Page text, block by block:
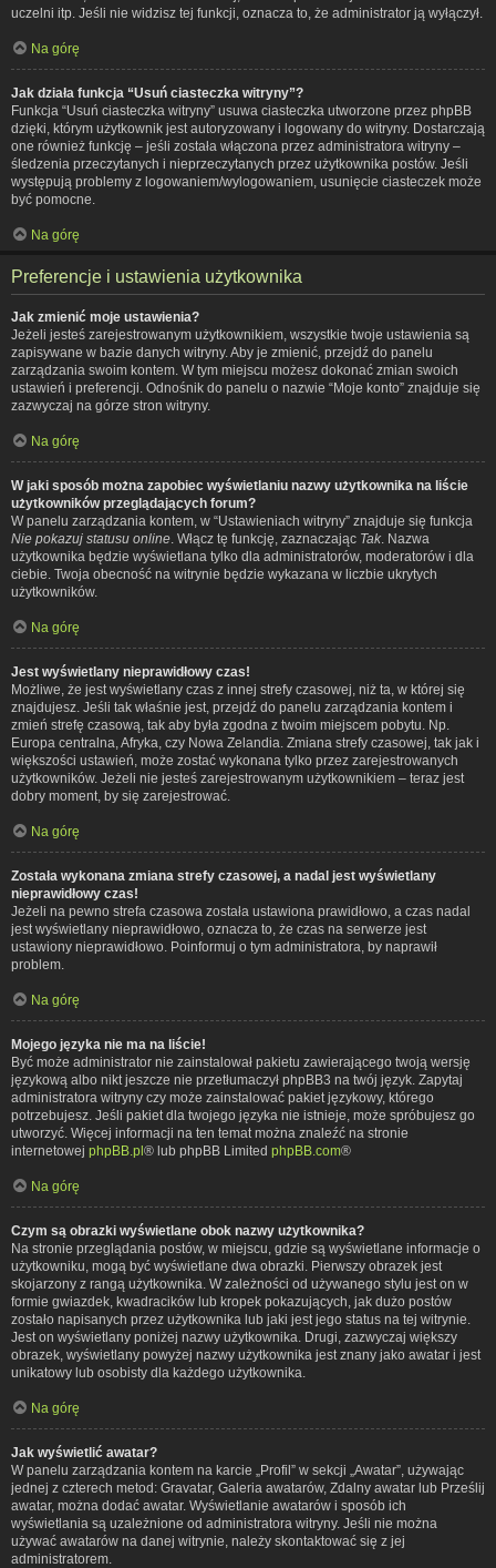
uczelni itp. Jeśli nie widzisz tej funkcji, oznacza to, że administrator ją wyłączył.
Na górę
Jak działa funkcja “Usuń ciasteczka witryny”?
Funkcja “Usuń ciasteczka witryny” usuwa ciasteczka utworzone przez phpBB
dzięki, którym użytkownik jest autoryzowany i logowany do witryny. Dostarczają
one również funkcję – jeśli została włączona przez administratora witryny –
śledzenia przeczytanych i nieprzeczytanych przez użytkownika postów. Jeśli
występują problemy z logowaniem/wylogowaniem, usunięcie ciasteczek może
być pomocne.
Na górę
Preferencje i ustawienia użytkownika
Jak zmienić moje ustawienia?
Jeżeli jesteś zarejestrowanym użytkownikiem, wszystkie twoje ustawienia są
zapisywane w bazie danych witryny. Aby je zmienić, przejdź do panelu
zarządzania swoim kontem. W tym miejscu możesz dokonać zmian swoich
ustawień i preferencji. Odnośnik do panelu o nazwie “Moje konto” znajduje się
zazwyczaj na górze stron witryny.
Na górę
W jaki sposób można zapobiec wyświetlaniu nazwy użytkownika na liście
użytkowników przeglądających forum?
W panelu zarządzania kontem, w “Ustawieniach witryny” znajduje się funkcja
Nie pokazuj statusu online . Włącz tę funkcję, zaznaczając Tak . Nazwa
użytkownika będzie wyświetlana tylko dla administratorów, moderatorów i dla
ciebie. Twoja obecność na witrynie będzie wykazana w liczbie ukrytych
użytkowników.
Na górę
Jest wyświetlany nieprawidłowy czas!
Możliwe, że jest wyświetlany czas z innej strefy czasowej, niż ta, w której się
znajdujesz. Jeśli tak właśnie jest, przejdź do panelu zarządzania kontem i
zmień strefę czasową, tak aby była zgodna z twoim miejscem pobytu. Np.
Europa centralna, Afryka, czy Nowa Zelandia. Zmiana strefy czasowej, tak jak i
większości ustawień, może zostać wykonana tylko przez zarejestrowanych
użytkowników. Jeżeli nie jesteś zarejestrowanym użytkownikiem – teraz jest
dobry moment, by się zarejestrować.
Na górę
Została wykonana zmiana strefy czasowej, a nadal jest wyświetlany
nieprawidłowy czas!
Jeżeli na pewno strefa czasowa została ustawiona prawidłowo, a czas nadal
jest wyświetlany nieprawidłowo, oznacza to, że czas na serwerze jest
ustawiony nieprawidłowo. Poinformuj o tym administratora, by naprawił
problem.
Na górę
Mojego języka nie ma na liście!
Być może administrator nie zainstalował pakietu zawierającego twoją wersję
językową albo nikt jeszcze nie przetłumaczył phpBB3 na twój język. Zapytaj
administratora witryny czy może zainstalować pakiet językowy, którego
potrzebujesz. Jeśli pakiet dla twojego języka nie istnieje, może spróbujesz go
utworzyć. Więcej informacji na ten temat można znaleźć na stronie
internetowej phpBB.pl® lub phpBB Limited phpBB.com®
Na górę
Czym są obrazki wyświetlane obok nazwy użytkownika?
Na stronie przeglądania postów, w miejscu, gdzie są wyświetlane informacje o
użytkowniku, mogą być wyświetlane dwa obrazki. Pierwszy obrazek jest
skojarzony z rangą użytkownika. W zależności od używanego stylu jest on w
formie gwiazdek, kwadracików lub kropek pokazujących, jak dużo postów
zostało napisanych przez użytkownika lub jaki jest jego status na tej witrynie.
Jest on wyświetlany poniżej nazwy użytkownika. Drugi, zazwyczaj większy
obrazek, wyświetlany powyżej nazwy użytkownika jest znany jako awatar i jest
unikatowy lub osobisty dla każdego użytkownika.
Na górę
Jak wyświetlić awatar?
W panelu zarządzania kontem na karcie „Profil” w sekcji „Awatar”, używając
jednej z czterech metod: Gravatar, Galeria awatarów, Zdalny awatar lub Prześlij
awatar, można dodać awatar. Wyświetlanie awatarów i sposób ich
wyświetlania są uzależnione od administratora witryny. Jeśli nie można
używać awatarów na danej witrynie, należy skontaktować się z jej
administratorem.